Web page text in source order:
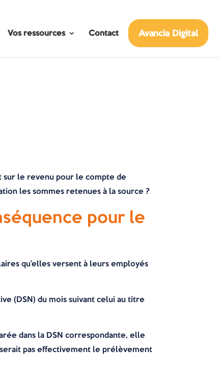
Vos ressources Contact Avancia Digital
sur le revenu pour le compte de
les sommes retenues à la source ?
pour le
qu’elles versent à leurs employés
(DSN) du mois suivant celui au titre
dans la DSN correspondante, elle
pas effectivement le prélèvement